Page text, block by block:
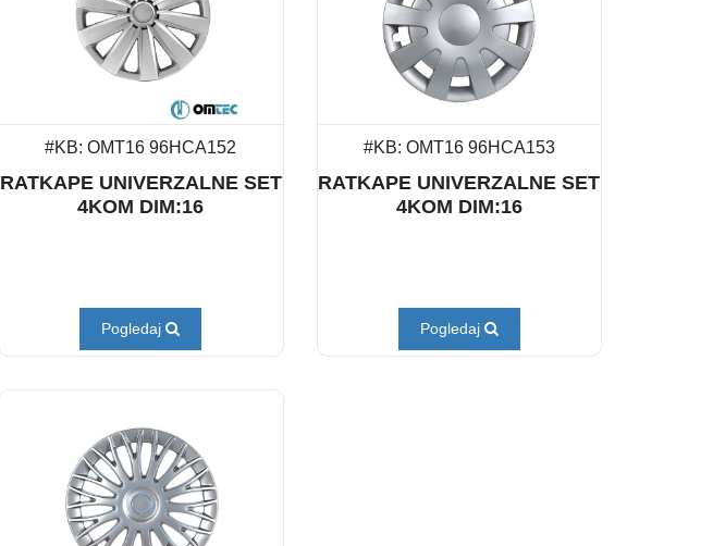
#KB: OMT16 96HCA152
RATKAPE UNIVERZALNE SET
4KOM DIM:16
Pogledaj
#KB: OMT16 96HCA153
RATKAPE UNIVERZALNE SET
4KOM DIM:16
Pogledaj